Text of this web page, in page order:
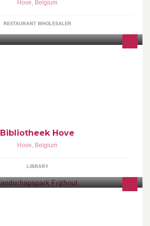
Hove, Belgium
RESTAURANT WHOLESALER
Bibliotheek Hove
Hove, Belgium
LIBRARY